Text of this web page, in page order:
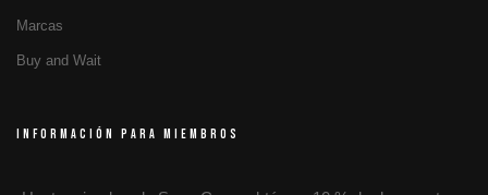
Marcas
Buy and Wait
INFORMACIÓN PARA MIEMBROS